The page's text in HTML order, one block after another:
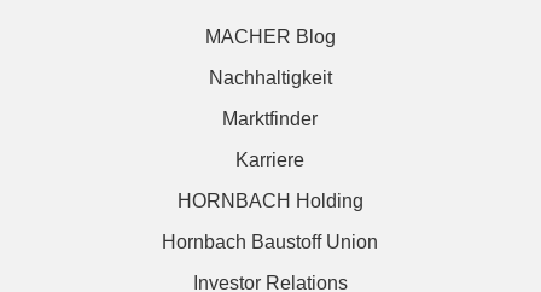
MACHER Blog
Nachhaltigkeit
Marktfinder
Karriere
HORNBACH Holding
Hornbach Baustoff Union
Investor Relations